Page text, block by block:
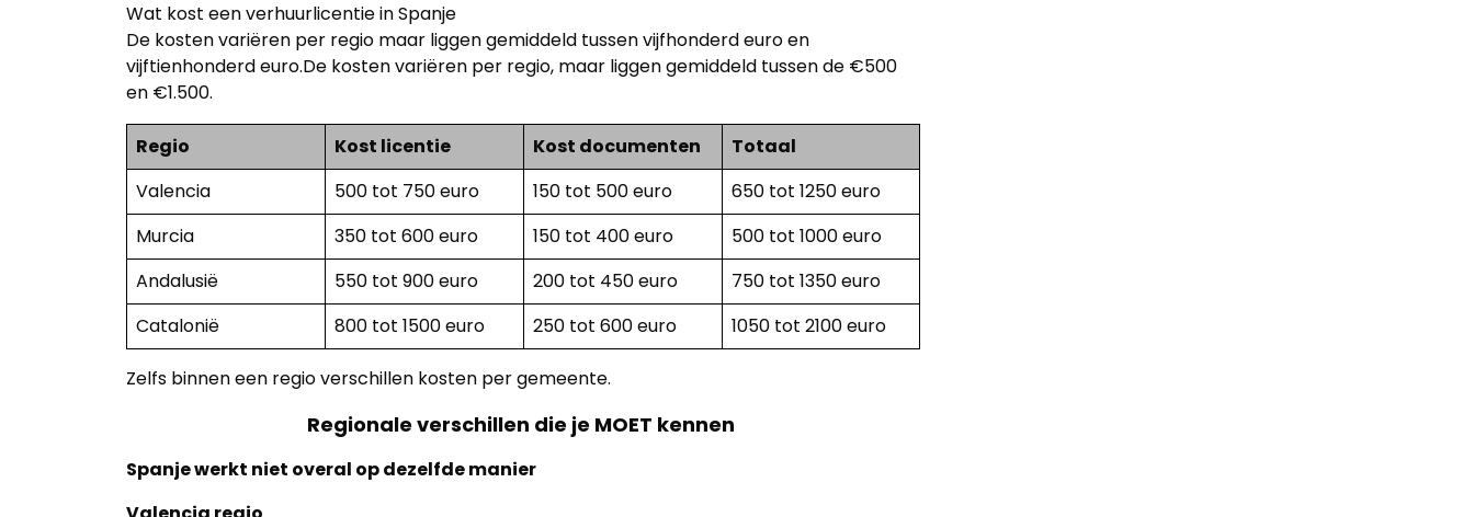
Wat kost een verhuurlicentie in Spanje
De kosten variëren per regio maar liggen gemiddeld tussen vijfhonderd euro en
vijftienhonderd euro.De kosten variëren per regio, maar liggen gemiddeld tussen de €500
en €1.500.
Regio Kost licentie Kost documenten
Totaal
Valencia
500 tot 750 euro 150 tot 500 euro
650 tot 1250 euro
Murcia
350 tot 600 euro 150 tot 400 euro
500 tot 1000 euro
Andalusië
550 tot 900 euro 200 tot 450 euro
750 tot 1350 euro
Catalonië
800 tot 1500 euro 250 tot 600 euro 1050 tot 2100 euro
Zelfs binnen een regio verschillen kosten per gemeente.
Regionale verschillen die je MOET kennen
Spanje werkt niet overal op dezelfde manier